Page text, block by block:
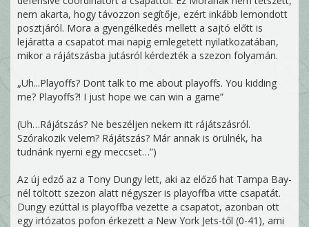
nem akarta, hogy távozzon segítője, ezért inkább lemondott
posztjáról. Mora a gyengélkedés mellett a sajtó előtt is
lejáratta a csapatot mai napig emlegetett nyilatkozatában,
mikor a rájátszásba jutásról kérdezték a szezon folyamán.
„Uh...Playoffs? Dont talk to me about playoffs. You kidding
me? Playoffs?! I just hope we can win a game”
(Uh…Rájátszás? Ne beszéljen nekem itt rájátszásról.
Szórakozik velem? Rájátszás? Már annak is örülnék, ha
tudnánk nyerni egy meccset…”)
Az új edző az a Tony Dungy lett, aki az előző hat Tampa Bay-
nél töltött szezon alatt négyszer is playoffba vitte csapatát.
Dungy ezúttal is playoffba vezette a csapatot, azonban ott
egy irtózatos pofon érkezett a New York Jets-től (0-41), ami